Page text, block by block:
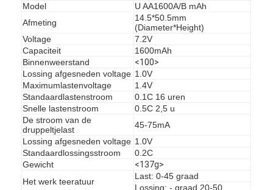
Nieuws
Chat Nu
lithiumlifepo4 batterij
lithium ionen navulbare batterijen
Lithium Polymer batterij
energieaccu's
Model
U AA1600A/B mAh
Afmeting
14.5*50.5mm
(Diameter*Height)
Voltage
7.2V
Capaciteit
1600mAh
Binnenweerstand
<100>
Lossing afgesneden voltage 1.0V
Maximumlastenvoltage
1.4V
Standaardlastenstroom
0.1C 16 uren
Snelle lastenstroom
0.5C 2,5 u
De stroom van de
druppeltjelast
45-75mA
Lossing afgesneden voltage 1.0V
Standaardlossingsstroom
0.2C
Gewicht
<137g>
Het werk teeratuur
Last: 0-45 graad
Lossing: - graad 20-50